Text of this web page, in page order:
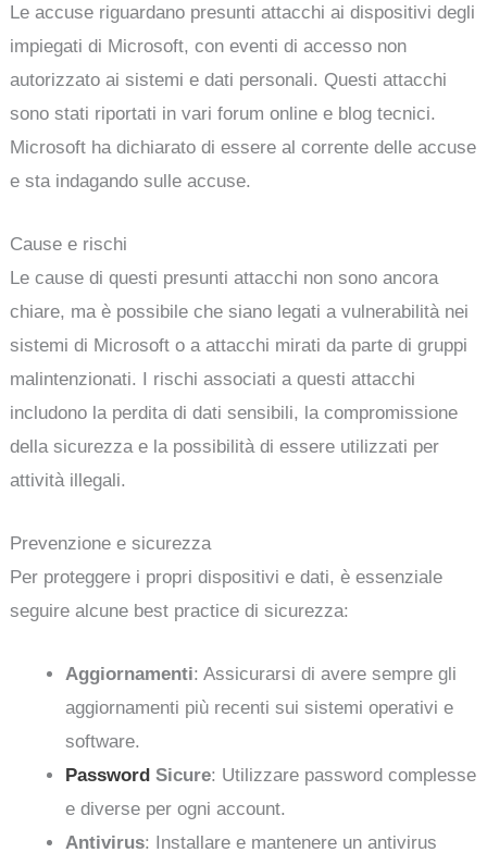
Le accuse riguardano presunti attacchi ai dispositivi degli
impiegati di Microsoft, con eventi di accesso non
autorizzato ai sistemi e dati personali. Questi attacchi
sono stati riportati in vari forum online e blog tecnici.
Microsoft ha dichiarato di essere al corrente delle accuse
e sta indagando sulle accuse.
Cause e rischi
Le cause di questi presunti attacchi non sono ancora
chiare, ma è possibile che siano legati a vulnerabilità nei
sistemi di Microsoft o a attacchi mirati da parte di gruppi
malintenzionati. I rischi associati a questi attacchi
includono la perdita di dati sensibili, la compromissione
della sicurezza e la possibilità di essere utilizzati per
attività illegali.
Prevenzione e sicurezza
Per proteggere i propri dispositivi e dati, è essenziale
seguire alcune best practice di sicurezza:
Aggiornamenti: Assicurarsi di avere sempre gli
aggiornamenti più recenti sui sistemi operativi e
software.
Password Sicure: Utilizzare password complesse
e diverse per ogni account.
Antivirus: Installare e mantenere un antivirus